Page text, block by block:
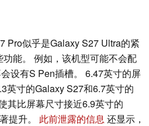
Pro似乎是Galaxy S27 Ultra的紧
能。 例如，该机型可能不会配
设有S Pen插槽。 6.47英寸的屏
英寸的Galaxy S27和6.7英寸的
其比屏幕尺寸接近6.9英寸的
提升。 此前泄露的信息 还显示，